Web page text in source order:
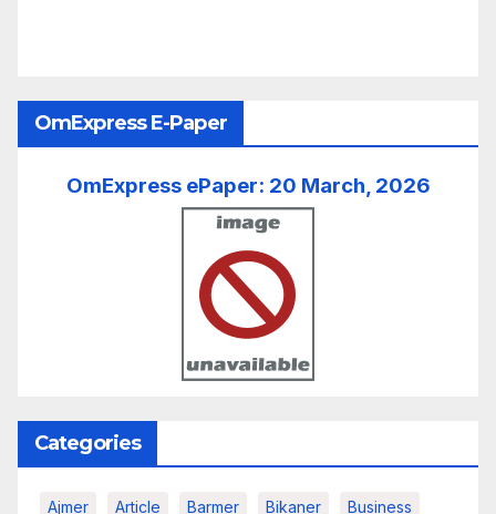
OmExpress E-Paper
OmExpress ePaper: 20 March, 2026
Categories
Ajmer Article Barmer Bikaner Business